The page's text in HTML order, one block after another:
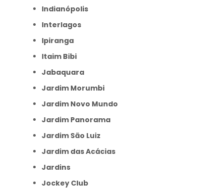
Indianópolis
Interlagos
Ipiranga
Itaim Bibi
Jabaquara
Jardim Morumbi
Jardim Novo Mundo
Jardim Panorama
Jardim São Luiz
Jardim das Acácias
Jardins
Jockey Club